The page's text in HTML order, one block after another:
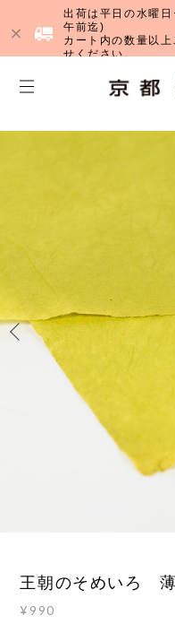
出荷は平日の水曜
午前迄)
カート内の数量以
せください。
王朝のそめいろ
¥990